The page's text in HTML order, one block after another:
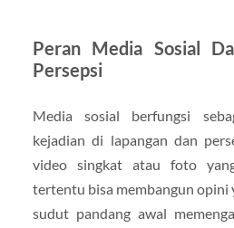
Peran Media Sosial
Persepsi
Media sosial berfungsi
kejadian di lapangan dan
video singkat atau foto
tertentu bisa membangun opini
sudut pandang awal